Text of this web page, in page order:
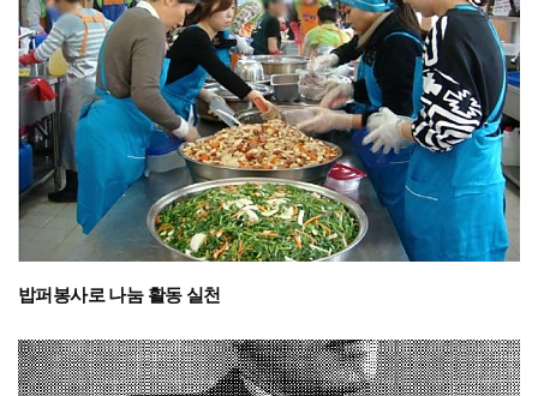
밥퍼봉사로 나눔 활동 실천